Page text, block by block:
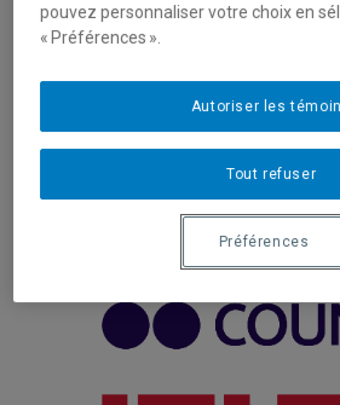
Centre d'examen
pouvez personnaliser votre choix en
« Préférences ».
Tout refuser
Autoriser les
Préférences